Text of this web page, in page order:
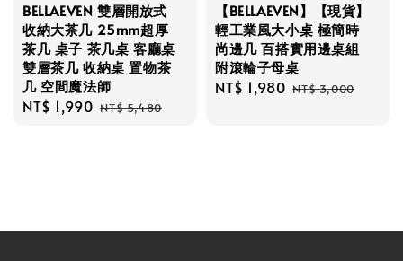
BELLAEVEN 雙層開放式
收納大茶几 25mm超厚
茶几 桌子 茶几桌 客廳桌
雙層茶几 收納桌 置物茶
几 空間魔法師
Sale
NT$ 1,990 Regular
NT$ 5,480
【BELLAEVEN】【現貨】
輕工業風大小桌 極簡時
尚邊几 百搭實用邊桌組
附滾輪子母桌
Sale
NT$ 1,980 Regular
NT$ 3,000